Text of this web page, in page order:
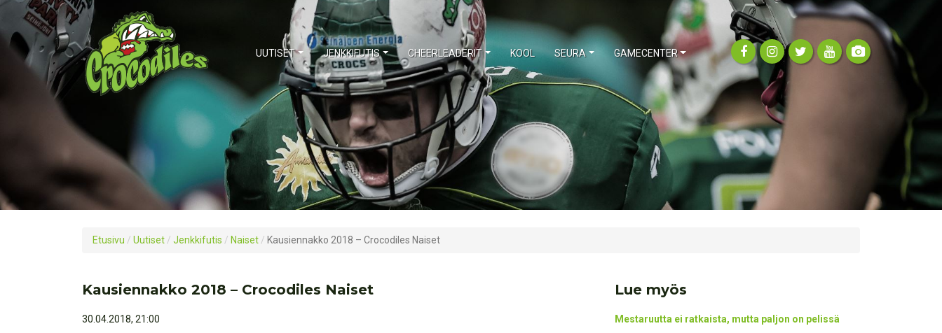
UUTISET JENKKIFUTIS CHEERLEADERIT KOOL SEURA GAMECENTER
Etusivu / Uutiset / Jenkkifutis / Naiset / Kausiennakko 2018 – Crocodiles Naiset
Kausiennakko 2018 – Crocodiles Naiset
30.04.2018, 21:00
Lue myös
Mestaruutta ei ratkaista, mutta paljon on pelissä